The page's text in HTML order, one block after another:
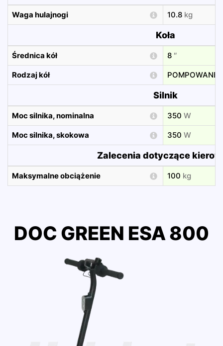
Waga hulajnogi 10.8 kg
Koła
Średnica kół 8 ″
Rodzaj kół POMPOWANE
Silnik
Moc silnika, nominalna 350 W
Moc silnika, skokowa 350 W
Zalecenia dotyczące
Maksymalne obciążenie 100 kg
DOC GREEN ESA 800